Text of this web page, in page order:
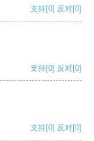
支持[0] 反对[0]
支持[0] 反对[0]
支持[0] 反对[0]